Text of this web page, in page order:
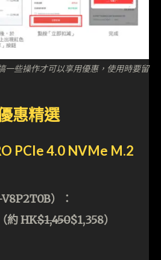
一些操作才可以享用優惠，使用時要留
惠精選
PCIe 4.0 NVMe M.2
）：
約 HK$1,450$1,358）